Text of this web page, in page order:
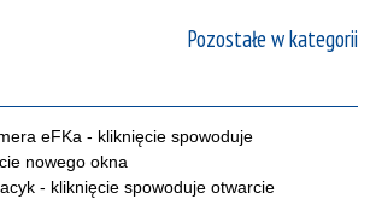
Pozostałe w kategorii